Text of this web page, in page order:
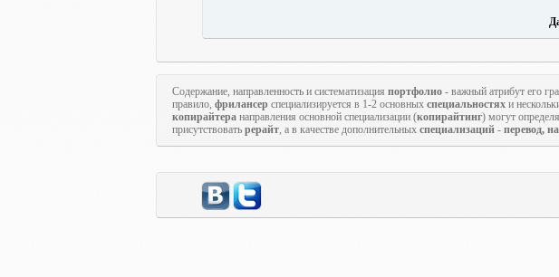
Содержание, направленность и систематизация портфолио - важный атрибут его
правило, фрилансер специализируется в 1-2 основных специальностях и
копирайтера направления основной специализации (копирайтинг) могут
присутствовать рерайт, а в качестве дополнительных специализаций - перевод,